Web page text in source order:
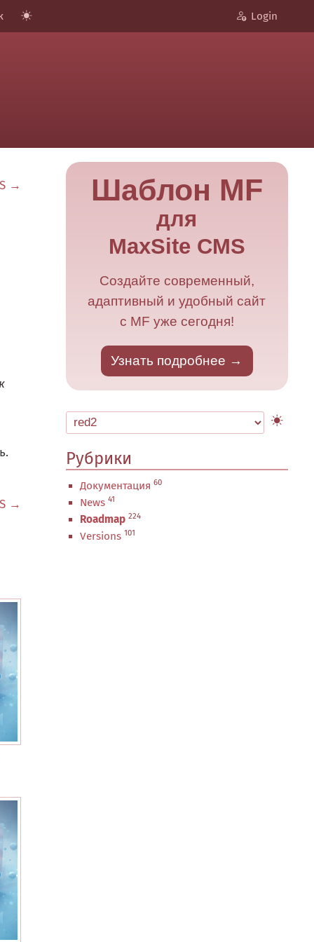
Login
→
→
Шаблон MF
для
MaxSite CMS
Создайте современный,
адаптивный и удобный сайт
с MF уже сегодня!
Узнать подробнее
Рубрики
Документация 60
News 41
Roadmap 224
Versions 101